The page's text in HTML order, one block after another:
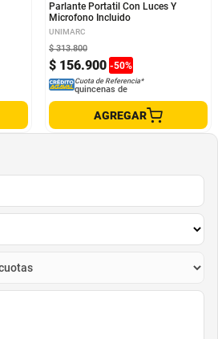
Parlante Portatil Con Luces Y
Microfono Incluido
UNIMARC
$ 156.900 -50%
$ 313.800
Cuota de Referencia*
quincenas de
AGREGAR